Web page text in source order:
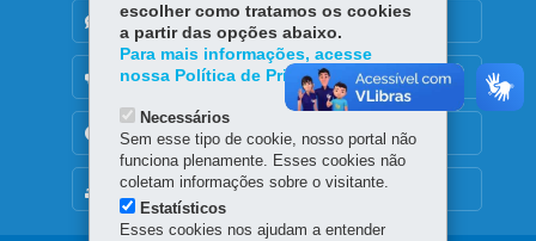
MAPA DO SITE
DENUNCIE CORRUPÇÃO
OUVIDORIA
TRANSPARÊNCIA INSTITUCIONAL
escolher como tratamos os cookies
a partir das opções abaixo.
Para mais informações, acesse
nossa Política de Privacidade.
Necessários
Sem esse tipo de cookie, nosso portal não
funciona plenamente. Esses cookies não
coletam informações sobre o visitante.
Estatísticos
Esses cookies nos ajudam a entender